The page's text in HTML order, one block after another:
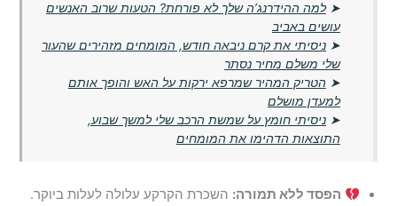
➤למה ההידרנג’ה שלך לא פורחת? הטעות שרוב האנשים
עושים באביב
➤ניסיתי את קרם ניבאה חודש, המומחים מזהירים שהעור
שלי משלם מחיר נסתר
➤ הטריק המהיר שמרפא ירקות על האש והופך אותם
למעדן מושלם
➤ניסיתי חומץ על שמשת הרכב שלי למשך שבוע,
התוצאות הדהימו את המומחים
הפסד ללא תמורה: השכרת הקרקע עלולה לעלות ביוקר.